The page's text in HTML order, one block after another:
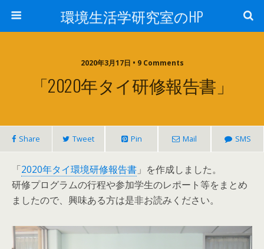
環境生活学研究室のHP
2020年3月17日 • 9 Comments
「2020年タイ研修報告書」
Share Tweet Pin Mail SMS
「2020年タイ環境研修報告書 」を作成しました。
研修プログラムの行程や参加学生のレポート等をまとめ
ましたので、興味ある方は是非お読みください。